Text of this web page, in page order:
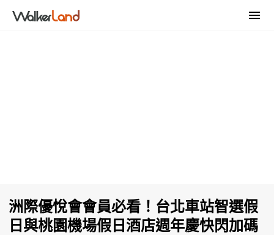
洲際優悅會會員必看！台北車站智選假
日與桃園機場假日酒店週年慶快閃加碼